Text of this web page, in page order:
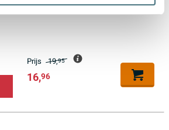
(3)
Prijs 19,95
16,96